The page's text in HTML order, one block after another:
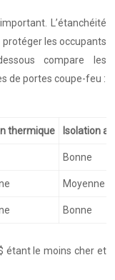
L’étanchéité
les occupants
compare les
de portes coupe-feu :
thermique Isolation
Bonne
Moyenne
Bonne
étant le moins cher et